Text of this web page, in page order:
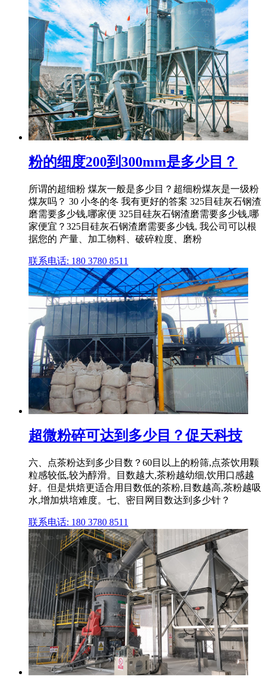
粉的细度200到300mm是多少目？
所谓的超细粉 煤灰一般是多少目？超细粉煤灰是一级粉
煤灰吗？ 30 小冬的冬 我有更好的答案 325目硅灰石钢渣
磨需要多少钱,哪家便 325目硅灰石钢渣磨需要多少钱,哪
家便宜？325目硅灰石钢渣磨需要多少钱, 我公司可以根
据您的 产量、加工物料、破碎粒度、磨粉
联系电话: 180 3780 8511
超微粉碎可达到多少目？促天科技
六、点茶粉达到多少目数？60目以上的粉筛,点茶饮用颗
粒感较低,较为醇滑。目数越大,茶粉越幼细,饮用口感越
好。但是烘焙更适合用目数低的茶粉,目数越高,茶粉越吸
水,增加烘培难度。七、密目网目数达到多少针？
联系电话: 180 3780 8511